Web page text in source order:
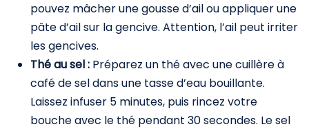
pouvez mâcher une gousse d’ail ou appliquer une
pâte d’ail sur la gencive. Attention, l’ail peut irriter
les gencives.
Thé au sel : Préparez un thé avec une cuillère à
café de sel dans une tasse d’eau bouillante.
Laissez infuser 5 minutes, puis rincez votre
bouche avec le thé pendant 30 secondes. Le sel